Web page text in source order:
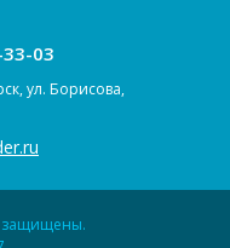
03
ул. Борисова,
защищены.